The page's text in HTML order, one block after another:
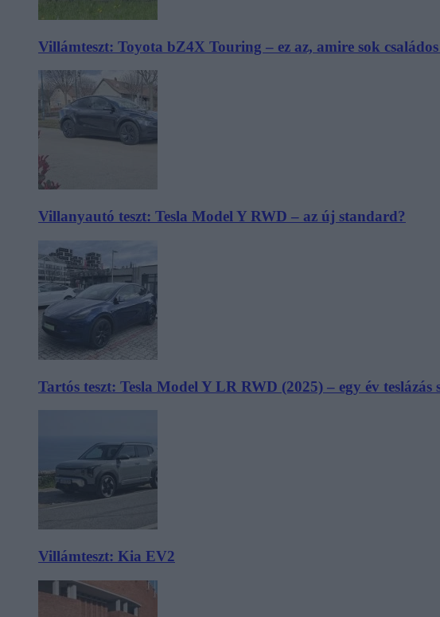
Villámteszt: Toyota bZ4X Touring – ez az, amire sok
Villanyautó teszt: Tesla Model Y RWD – az új standard?
Tartós teszt: Tesla Model Y LR RWD (2025) – egy év teslázás
Villámteszt: Kia EV2